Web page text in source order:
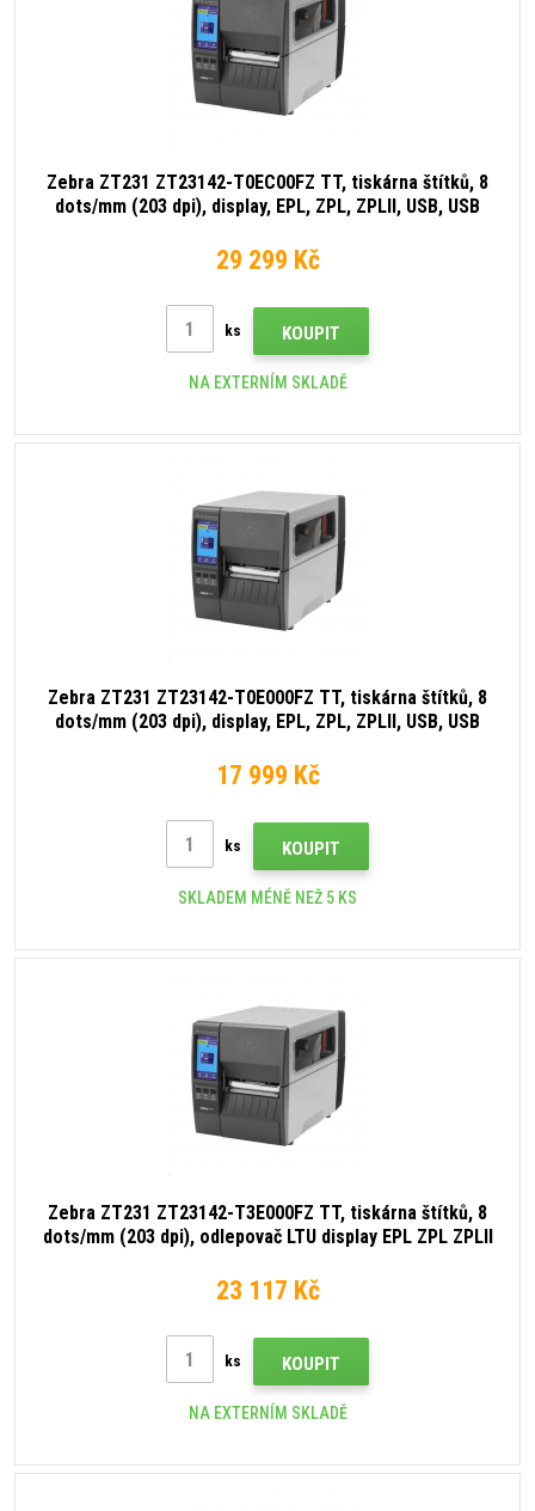
Zebra ZT231 ZT23142-T0EC00FZ TT, tiskárna štítků, 8
dots/mm (203 dpi), display, EPL, ZPL, ZPLII, USB, USB
29 299 Kč
ks KOUPIT
NA EXTERNÍM SKLADĚ
Zebra ZT231 ZT23142-T0E000FZ TT, tiskárna štítků, 8
dots/mm (203 dpi), display, EPL, ZPL, ZPLII, USB, USB
17 999 Kč
ks KOUPIT
SKLADEM MÉNĚ NEŽ 5 KS
Zebra ZT231 ZT23142-T3E000FZ TT, tiskárna štítků, 8
dots/mm (203 dpi), odlepovač LTU display EPL ZPL ZPLII
23 117 Kč
ks KOUPIT
NA EXTERNÍM SKLADĚ